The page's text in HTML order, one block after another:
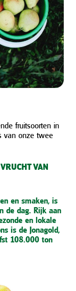
fruitsoorten in
van onze twee
VAN
en smaken, is
de dag. Rijk aan
en lokale
is de Jonagold,
108.000 ton